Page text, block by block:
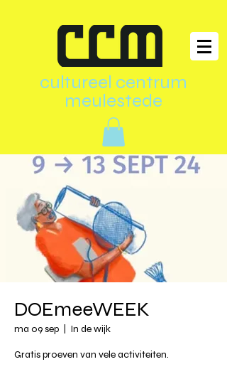
cultureel centrum
meulestede
DOEmeeWEEK
ma 09 sep In de wijk
Gratis proeven van vele activiteiten.